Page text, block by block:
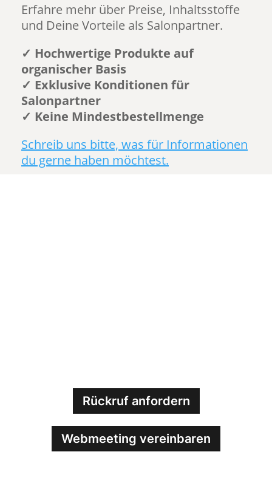
Erfahre mehr über Preise, Inhaltsstoffe
und Deine Vorteile als Salonpartner.
✓ Hochwertige Produkte auf
organischer Basis
✓ Exklusive Konditionen für
Salonpartner
✓ Keine Mindestbestellmenge
Schreib uns bitte, was für Informationen
du gerne haben möchtest.
Rückruf anfordern
Webmeeting vereinbaren